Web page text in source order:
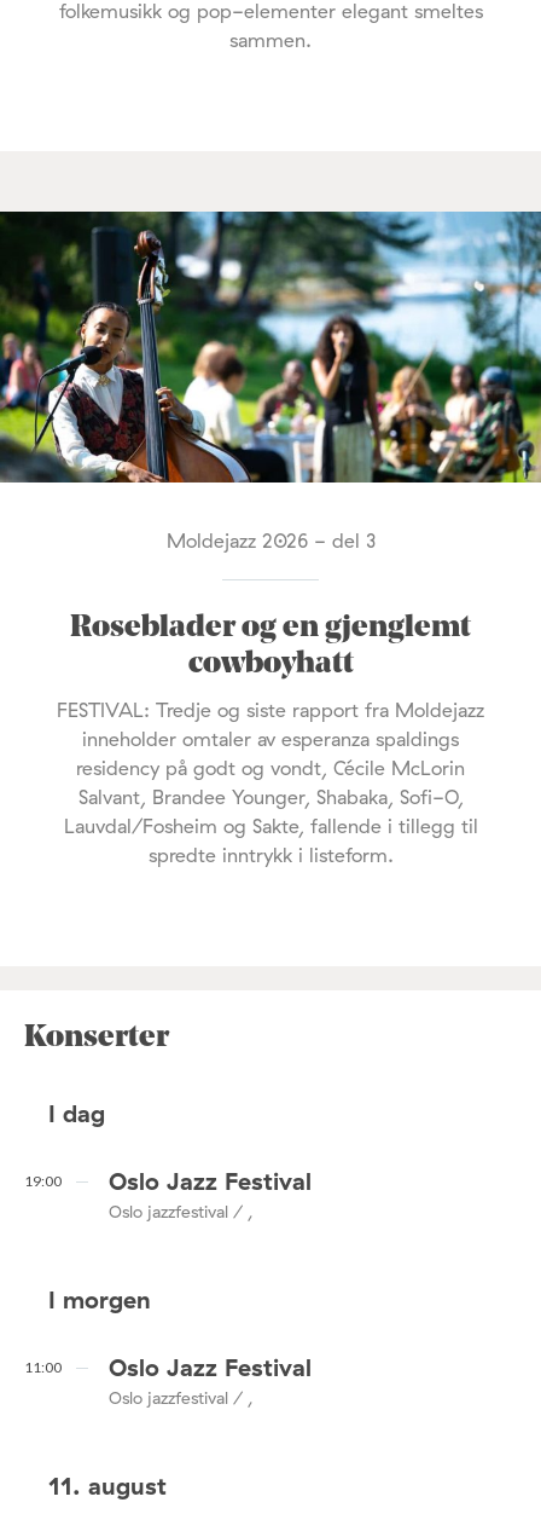
folkemusikk og pop-elementer elegant smeltes
sammen.
Moldejazz 2026 - del 3
Roseblader og en gjenglemt
cowboyhatt
FESTIVAL: Tredje og siste rapport fra Moldejazz
inneholder omtaler av esperanza spaldings
residency på godt og vondt, Cécile McLorin
Salvant, Brandee Younger, Shabaka, Sofi-O,
Lauvdal/Fosheim og Sakte, fallende i tillegg til
spredte inntrykk i listeform.
Konserter
I dag
19:00 Oslo Jazz Festival
Oslo jazzfestival / ,
I morgen
11:00 Oslo Jazz Festival
Oslo jazzfestival / ,
11. august